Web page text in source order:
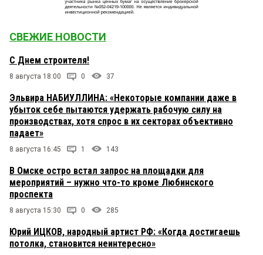
СВЕЖИЕ НОВОСТИ
С Днем строителя!
8 августа 18:00 0 37
Эльвира НАБИУЛЛИНА: «Некоторые компании даже в
убыток себе пытаются удержать рабочую силу на
производствах, хотя спрос в их секторах объективно
падает»
8 августа 16:45 1 143
В Омске остро встал запрос на площадки для
мероприятий – нужно что-то кроме Любинского
проспекта
8 августа 15:30 0 285
Юрий ИЦКОВ, народный артист РФ: «Когда достигаешь
потолка, становится неинтересно»